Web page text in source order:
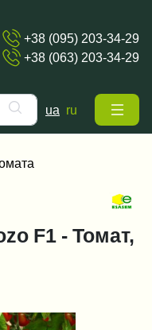
+38 (095) 203-34-29
+38 (063) 203-34-29
ua ru
F1 - Томат,